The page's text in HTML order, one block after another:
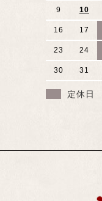
9 10
16 17
23 24
30 31
定休日